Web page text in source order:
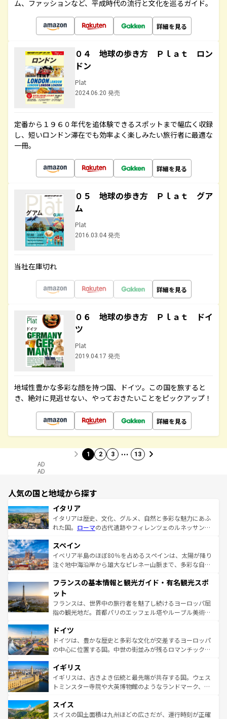
ム、ファッションなど、平成時代の流行と文化を巡るガイド。
詳細を見る
０４ 地球の歩き方 Ｐｌａｔ ロン
ドン
Plat
2024.06.20 発売
定番から１９６０年代を追体験できるスポットまで幅広く収録
し、短いロンドン滞在でも効率よく楽しみたい旅行者に最適な
一冊。
詳細を見る
０５ 地球の歩き方 Ｐｌａｔ グア
ム
Plat
2016.03.04 発売
当社在庫切れ
詳細を見る
０６ 地球の歩き方 Ｐｌａｔ ドイ
ツ
Plat
2019.04.17 発売
地域性豊かな多彩な顔を持つ国、ドイツ。この国を旅すると
き、絶対に見逃せない、やっておきたいことをピックアップ！
詳細を見る
1 2 3 … 13
AD
AD
人気の国と地域から探す
イタリア
イタリアは歴史、文化、グルメ、自然と多彩な魅力にあふ
れた国。 ローマの古代遺跡やフィレンツェのルネッサンス
ろん、トスカーナの美しい田園風景やアマルフィ海岸の絶
景など、自然景観も見逃せない。観光の合間には、本場の
ピザやパスタなど、絶品のイタリア料理を堪能することも
ませてくれるイタリアで、忘れられない旅をしてみよう！
なお、新着のイタリア情報は
しい。
スペイン
イベリア半島のほぼ80％を占めるスペインは、太陽が降り
注ぐ地中海沿岸から雄大なピレネー山脈まで、多彩な自然
文化が根付くこの国では、情熱的なフラメンコ、熱気あふ
れる闘牛、そして美味しいタパスが生活の一部となってい
る。首都マドリードの洗練された雰囲気や、バルセロナの
アートに溢れた街角から、地方では古代ローマ遺跡や中世
せる。地方によって風土や気候が異なるスペインはその個
性で訪れる人を魅了する。 なお、新着のスペイン情報は コ
ンテンツ一覧を参照してほしい。
フランスの基本情報と観光ガイド・有名観光スポ
ット
フランスは、世界中の旅行者を魅了し続けるヨーロッパ屈
指の観光地だ。首都パリのエッフェル塔やルーブル美術館
で、幅広い魅力が詰まっている。華麗な宮殿、歴史的な大
聖堂、美しいビーチ、そして豊かな自然が、訪れる者を心
から魅了する。また、フランスは美食の国としても知ら
いる。シャンパンの発祥地であるランス、プロヴァンスの
香り高いラベンダー畑など、多彩な楽しみ方が可能だ。さ
らに、パリ以外の地域にも魅力が溢れており、どの街角に
れる地方に足を運ぶとそれぞれで全く異なる文化を体験で
きるだろう。 なお、新着のフランス情報はコンテンツ一覧
ドイツ
ドイツは、豊かな歴史と多彩な文化が交差するヨーロッパ
の中心に位置する国。中世の街並みが残るロマンチック街
顔を持つこの国は、どこを歩いても飽きることがない。ベ
ルリンの文化的活気、バイエルン州のアルプスの絶景、そ
してライン川沿いのワイン畑といった風景は必見。ビール
は、お酒好きな人にはぜひ体験してほしい。 なお、新着の
ドイツ情報はコンテンツ一覧を参照してほしい。
イギリス
イギリスは、古きよき伝統と最先端が共存する国。ウェス
トミンスター寺院や大英博物館のようなランドマーク、歴
リアごとに異なる魅力がある。また、優雅なアフタヌーン
ティー、ビール好きにはたまらない英国パブ、サッカー観
スイス
スイスの国土面積は九州ほどの広さだが、運行時刻が正確